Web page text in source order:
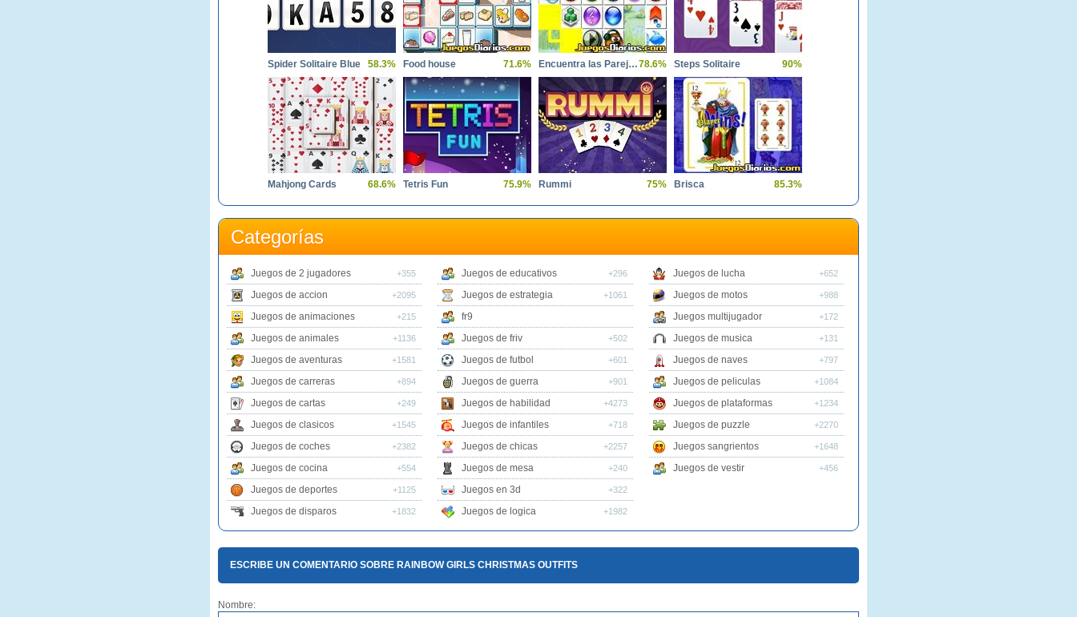
Spider Solitaire Blue 58.3% Food house 71.6% Encuentra las Parejas Dificil78.6% Steps Solitaire 90%
Mahjong Cards 68.6% Tetris Fun 75.9% Rummi 75% Brisca 85.3%
Categorías
Juegos de 2 jugadores +355
Juegos de accion +2095
Juegos de animaciones +215
Juegos de animales +1136
Juegos de aventuras +1581
Juegos de carreras +894
Juegos de cartas +249
Juegos de clasicos +1545
Juegos de coches +2382
Juegos de cocina +554
Juegos de deportes +1125
Juegos de disparos +1832
Juegos de educativos +296
Juegos de estrategia +1061
fr9
Juegos de friv
+502
Juegos de futbol +601
Juegos de guerra +901
Juegos de habilidad +4273
Juegos de infantiles +718
Juegos de chicas +2257
Juegos de mesa +240
Juegos en 3d +322
Juegos de logica +1982
Juegos de lucha +652
Juegos de motos +988
Juegos multijugador +172
Juegos de musica +131
Juegos de naves +797
Juegos de peliculas +1084
Juegos de plataformas +1234
Juegos de puzzle +2270
Juegos sangrientos +1648
Juegos de vestir +456
ESCRIBE UN COMENTARIO SOBRE RAINBOW GIRLS CHRISTMAS OUTFITS
Nombre: